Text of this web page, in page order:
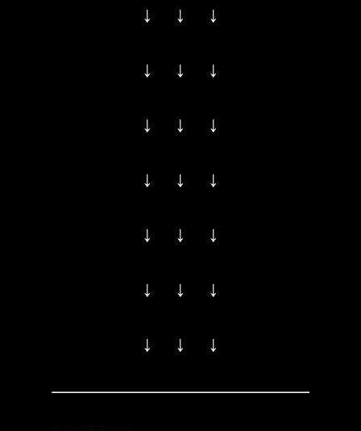
↓ ↓ ↓
↓ ↓ ↓
↓ ↓ ↓
↓ ↓ ↓
↓ ↓ ↓
↓ ↓ ↓
↓ ↓ ↓